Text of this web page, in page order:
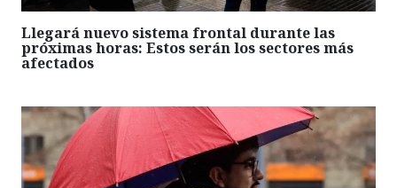
Llegará nuevo sistema frontal durante las
próximas horas: Estos serán los sectores más
afectados